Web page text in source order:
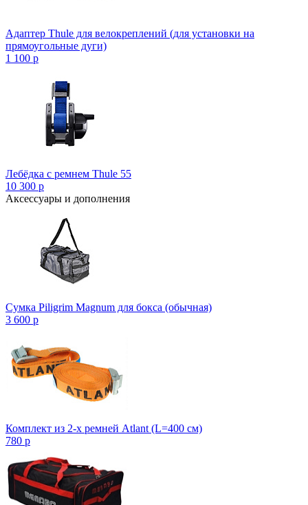
Адаптер Thule для велокреплений (для установки на
прямоугольные дуги)
1 100 p
Лебёдка с ремнем Thule 55
10 300 p
Аксессуары и дополнения
Сумка Piligrim Magnum для бокса (обычная)
3 600 p
Комплект из 2-х ремней Atlant (L=400 см)
780 p